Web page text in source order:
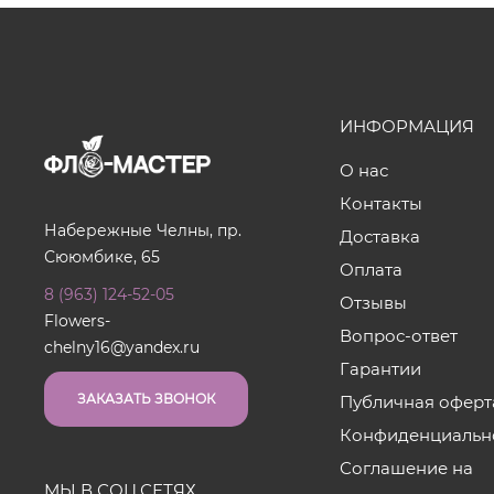
Набережные Челны, пр.
Сююмбике, 65
8 (963) 124-52-05
Flowers-
chelny16@yandex.ru
ЗАКАЗАТЬ ЗВОНОК
ИНФОРМАЦИЯ
О нас
Контакты
Доставка
Оплата
Отзывы
Вопрос-ответ
Гарантии
Публичная
Соглашение на